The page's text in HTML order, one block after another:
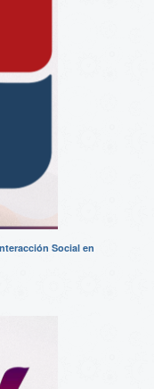
Social en